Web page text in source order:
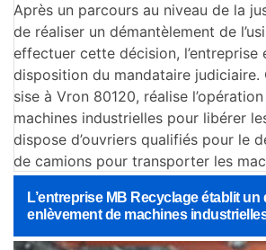
Après un parcours au niveau de la
de réaliser un démantèlement de
effectuer cette décision, l’entreprise
disposition du mandataire judiciaire.
sise à Vron 80120, réalise
machines industrielles pour libérer
dispose d’ouvriers qualifiés pour le
de camions pour transporter les
L’entreprise MB Recyclage établit
enlèvement de machines